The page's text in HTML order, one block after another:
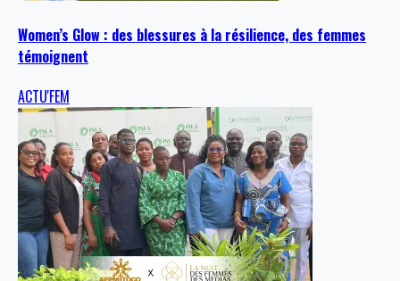
Women’s Glow : des blessures à la résilience, des femmes
témoignent
ACTU'FEM